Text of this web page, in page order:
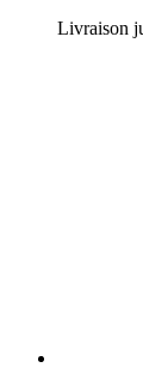
Livraison